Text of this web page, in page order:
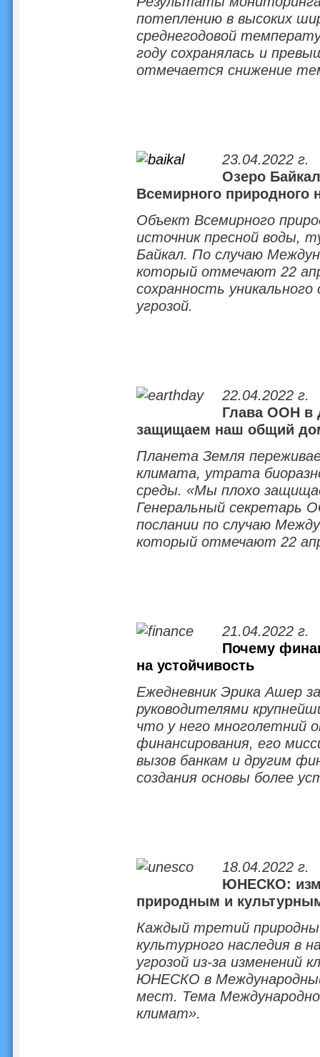
потеплению в высоких
среднегодовой
году сохранялась и
отмечается снижение
23.04.2022 г.
Озеро
Всемирного
Объект Всемирного
источник пресной воды,
Байкал. По случаю
который отмечают 22
сохранность
угрозой.
22.04.2022 г.
Глава ООН в
защищаем наш общий
Планета Земля
климата, утрата
среды. «Мы плохо
Генеральный секретарь
послании по случаю
который отмечают 22
21.04.2022 г.
Почему
на устойчивость
Ежедневник Эрика Ашер
руководителями
что у него многолетний
финансирования, его
вызов банкам и другим
создания основы более
18.04.2022 г.
ЮНЕСКО:
природным и
Каждый третий
культурного наследия в
угрозой из-за
ЮНЕСКО в
мест. Тема
климат».